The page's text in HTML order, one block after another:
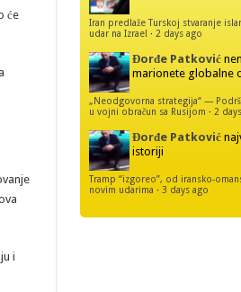
će
i
Iran predlaže Turskoj stvaranje
udar na Izrael · 2 days ago
Đorđe Patković
marionete globalne
„Neodgovorna strategija“ —
u vojni obračun sa Rusijom · 2
Đorđe Patković
istoriji
Tramp “izgoreo”, od iransko-
novim udarima · 3 days ago